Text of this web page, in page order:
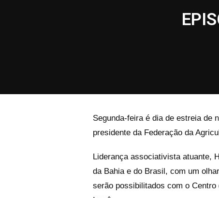
Segunda-feira é dia de estreia de
presidente da Federação da
Liderança associativista atuante,
da Bahia e do Brasil, com um
serão possibilitados com o